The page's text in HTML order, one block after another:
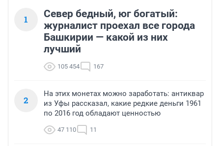
1
Север бедный, юг богатый:
журналист проехал все города
Башкирии — какой из них
лучший
105 454 167
2
На этих монетах можно заработать: антиквар
из Уфы рассказал, какие редкие деньги 1961
по 2016 год обладают ценностью
47 110 11